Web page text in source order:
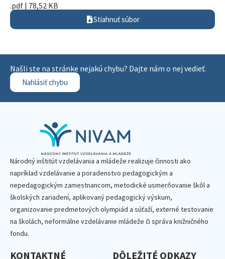
.pdf | 78,52 KB
Stiahnuť súbor
Našli ste na stránke nejakú chybu? Dajte nám o nej vedieť.
Nahlásiť chybu
Národný inštitút vzdelávania a mládeže realizuje činnosti ako
napríklad vzdelávanie a poradenstvo pedagogickým a
nepedagogickým zamestnancom, metodické usmerňovanie škôl a
školských zariadení, aplikovaný pedagogický výskum,
organizovanie predmetových olympiád a súťaží, externé testovanie
na školách, neformálne vzdelávanie mládeže či správa knižničného
fondu.
KONTAKTNÉ
DÔLEŽITÉ ODKAZY